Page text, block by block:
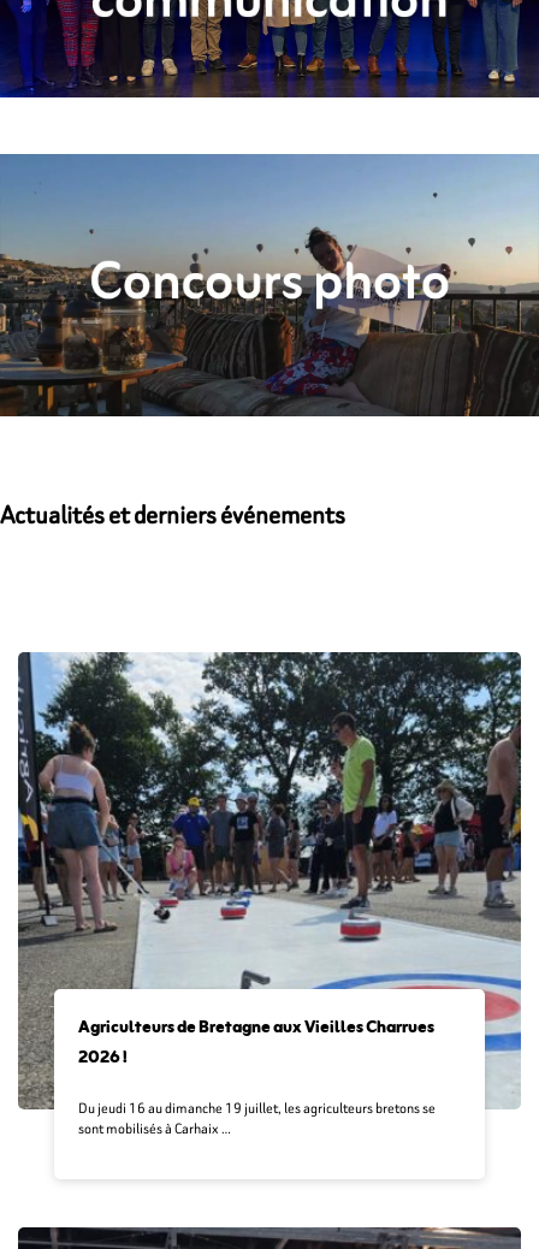
Actualités et derniers événements
Agriculteurs de Bretagne aux Vieilles Charrues
2026 !
Du jeudi 16 au dimanche 19 juillet, les agriculteurs bretons se
sont mobilisés à Carhaix …